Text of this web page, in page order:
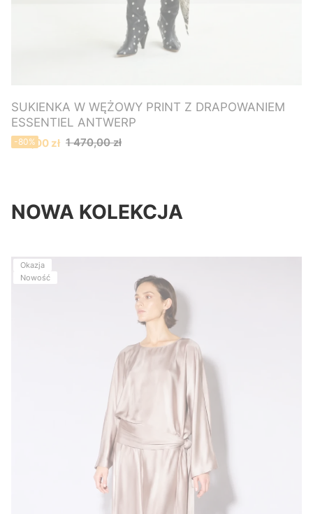
SUKIENKA W WĘŻOWY PRINT Z DRAPOWANIEM
ESSENTIEL ANTWERP
Cena promocyjna
290,00 zł 1 470,00 zł
-80%
NOWA KOLEKCJA
Okazja
Nowość